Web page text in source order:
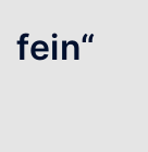
fein“